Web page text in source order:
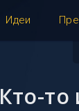
Идеи
Кто-то